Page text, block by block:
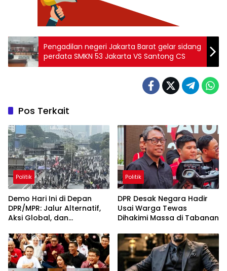
Pengadilan negeri Jakarta Barat gelar sidang
perdata SMKN 53 Jakarta VS Santong CS
Pos Terkait
Politik
Demo Hari Ini di Depan
DPR/MPR: Jalur Alternatif,
Aksi Global, dan
Agustus 2026
Politik
DPR Desak Negara Hadir
Usai Warga Tewas
Dihakimi Massa di Tabanan